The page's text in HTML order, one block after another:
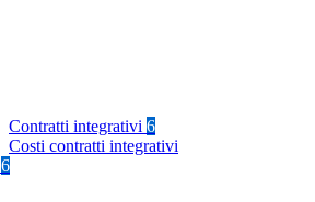
Contratti integrativi 6
Costi contratti integrativi
6